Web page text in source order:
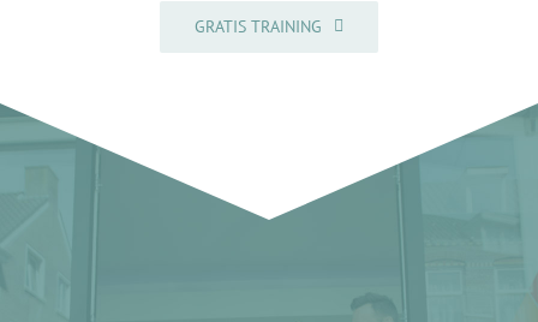
GRATIS TRAINING